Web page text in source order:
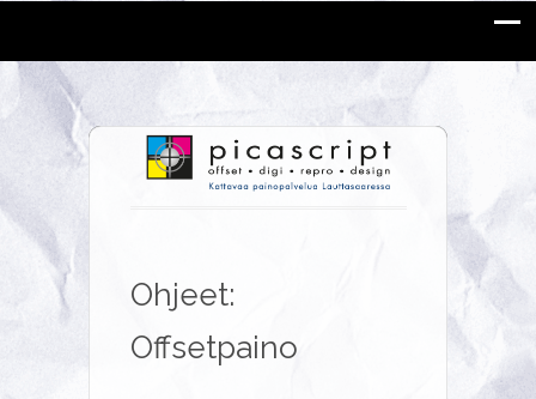
Ohjeet:
Offsetpaino